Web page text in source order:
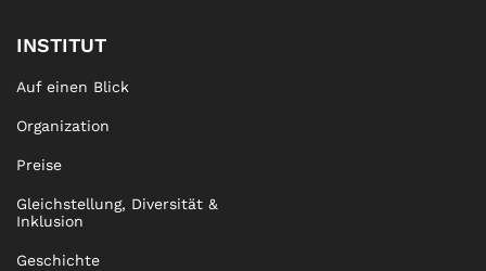
INSTITUT
Auf einen Blick
Organization
Preise
Gleichstellung, Diversität &
Inklusion
Geschichte